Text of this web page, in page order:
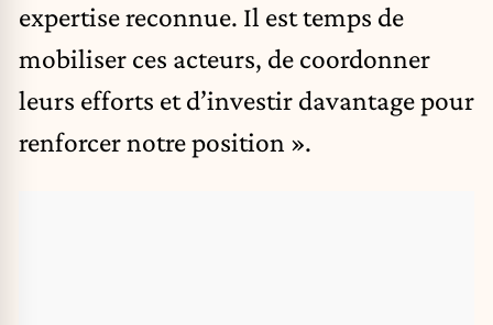
expertise reconnue. Il est temps de
mobiliser ces acteurs, de coordonner
leurs efforts et d’investir davantage pour
renforcer notre position ».